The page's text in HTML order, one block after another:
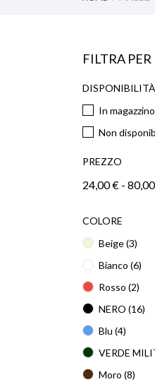
FILTRA PER
DISPONIBILITÀ
In magazzino
Non
PREZZO
24,00 € -
COLORE
Beige(3)
Bianco (6)
Rosso (2)
NERO (16)
Blu (4)
VERDE
Moro (8)